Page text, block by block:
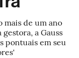
de um ano
a Gauss
pontuais em seu